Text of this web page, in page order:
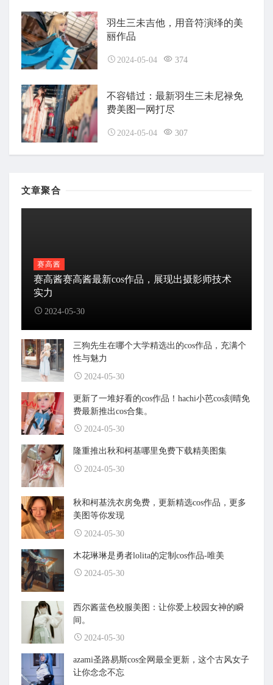
羽生三未吉他，用音符演绎的美
丽作品
2024-05-04 374
不容错过：最新羽生三未尼禄免
费美图一网打尽
2024-05-04 307
文章聚合
赛高酱
赛高酱赛高酱最新cos作品，展现出摄影师技术
实力
2024-05-30
三狗先生在哪个大学精选出的cos作品，充满个
性与魅力
2024-05-30
更新了一堆好看的cos作品！hachi小芭cos刻晴免
费最新推出cos合集。
2024-05-30
隆重推出秋和柯基哪里免费下载精美图集
2024-05-30
秋和柯基洗衣房免费，更新精选cos作品，更多
美图等你发现
2024-05-30
木花琳琳是勇者lolita的定制cos作品-唯美
2024-05-30
西尔酱蓝色校服美图：让你爱上校园女神的瞬
间。
2024-05-30
azami圣路易斯cos全网最全更新，这个古风女子
让你念念不忘